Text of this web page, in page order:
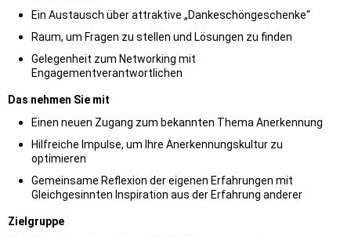
Ein Austausch über attraktive „Dankeschöngeschenke“
Raum, um Fragen zu stellen und Lösungen zu finden
Gelegenheit zum Networking mit
Engagementverantwortlichen
Das nehmen Sie mit
Einen neuen Zugang zum bekannten Thema Anerkennung
Hilfreiche Impulse, um Ihre Anerkennungskultur zu
optimieren
Gemeinsame Reflexion der eigenen Erfahrungen mit
Gleichgesinnten Inspiration aus der Erfahrung anderer
Zielgruppe